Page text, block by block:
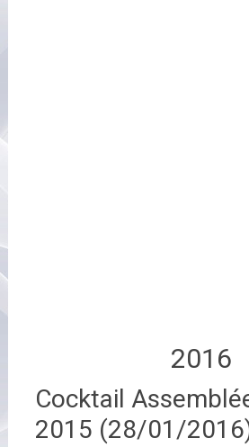
2016
Cocktail
2015 (28/01/